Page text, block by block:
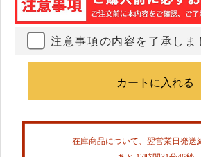
注意事項の内容を了承しま
在庫商品について、翌営業日発送